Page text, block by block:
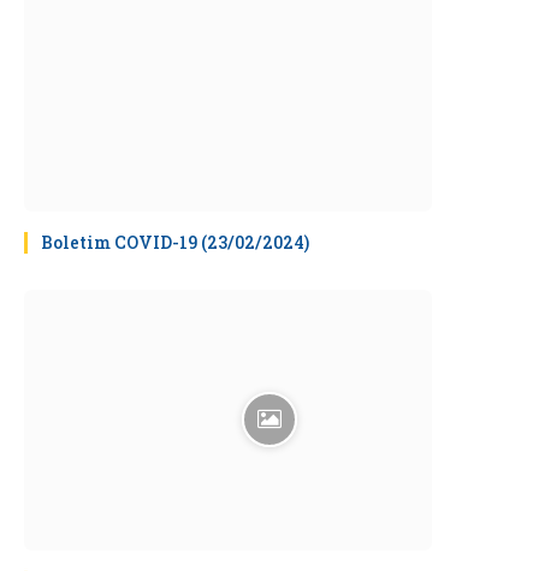
Boletim COVID-19 (23/02/2024)